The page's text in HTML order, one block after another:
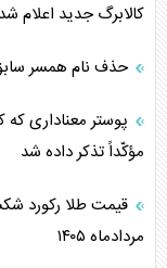
کالابرگ جدید اعلام شد
حذف نام همسر
پوستر معناداری
مؤکّداً تذکر داده شد
مردادماه ۱۴۰۵